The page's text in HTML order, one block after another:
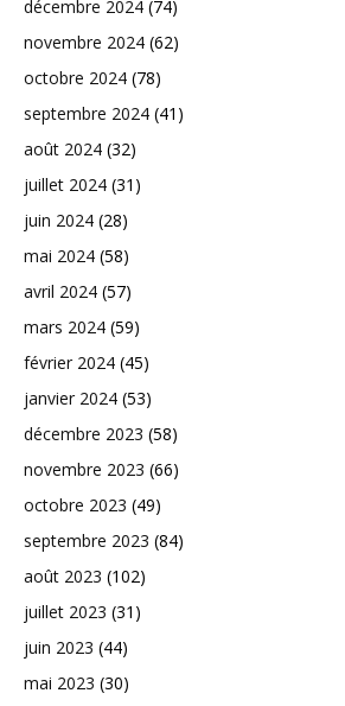
décembre 2024 (74)
novembre 2024 (62)
octobre 2024 (78)
septembre 2024 (41)
août 2024 (32)
juillet 2024 (31)
juin 2024 (28)
mai 2024 (58)
avril 2024 (57)
mars 2024 (59)
février 2024 (45)
janvier 2024 (53)
décembre 2023 (58)
novembre 2023 (66)
octobre 2023 (49)
septembre 2023 (84)
août 2023 (102)
juillet 2023 (31)
juin 2023 (44)
mai 2023 (30)